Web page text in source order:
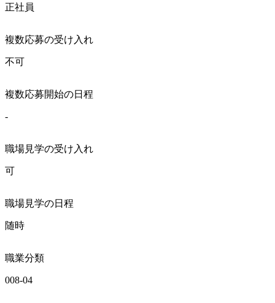
正社員
複数応募の受け入れ
不可
複数応募開始の日程
-
職場見学の受け入れ
可
職場見学の日程
随時
職業分類
008-04